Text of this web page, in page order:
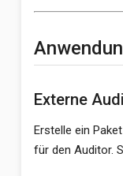
Externe
Erstelle ein
für den Auditor.